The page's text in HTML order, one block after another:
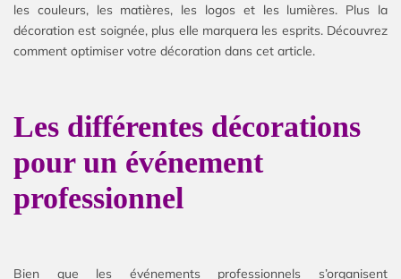
les couleurs, les matières, les logos et les lumières. Plus la
décoration est soignée, plus elle marquera les esprits. Découvrez
comment optimiser votre décoration dans cet article.
Les différentes décorations
pour un événement
professionnel
Bien que les événements professionnels s’organisent